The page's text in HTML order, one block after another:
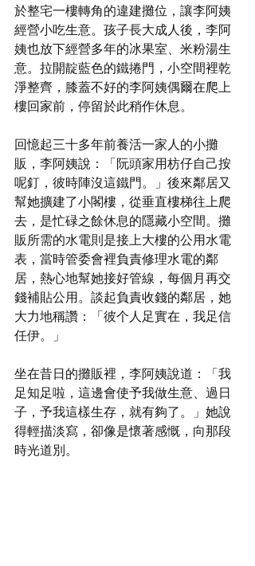
於整宅一樓轉角的違建攤位，讓李阿姨
經營小吃生意。孩子長大成人後，李阿
姨也放下經營多年的冰果室、米粉湯生
意。拉開靛藍色的鐵捲門，小空間裡乾
淨整齊，膝蓋不好的李阿姨偶爾在爬上
樓回家前，停留於此稍作休息。
回憶起三十多年前養活一家人的小攤
販，李阿姨說：「阮頭家用枋仔自己按
呢釘，彼時陣沒這鐵門。」後來鄰居又
幫她擴建了小閣樓，從垂直樓梯往上爬
去，是忙碌之餘休息的隱藏小空間。攤
販所需的水電則是接上大樓的公用水電
表，當時管委會裡負責修理水電的鄰
居，熱心地幫她接好管線，每個月再交
錢補貼公用。談起負責收錢的鄰居，她
大力地稱讚：「彼个人足實在，我足信
任伊。」
坐在昔日的攤販裡，李阿姨說道：「我
足知足啦，這邊會使予我做生意、過日
子，予我這樣生存，就有夠了。」她說
得輕描淡寫，卻像是懷著感慨，向那段
時光道別。